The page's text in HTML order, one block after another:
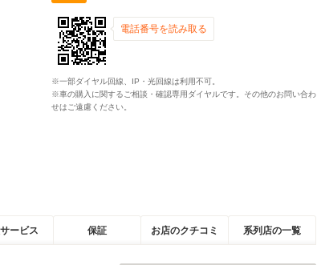
電話番号を読み取る
※一部ダイヤル回線、IP・光回線は利用不可。
※車の購入に関するご相談・確認専用ダイヤルです。その他のお問い合わ
せはご遠慮ください。
ービス 保証 お店のクチコミ 系列店の一覧